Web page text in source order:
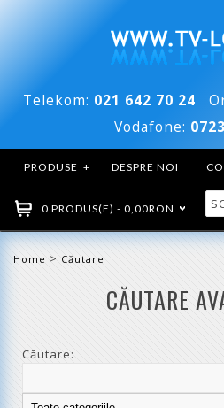
Telekom: 021 642 70 24
Vodafone:
PRODUSE + DESPRE NOI
0 PRODUS(E) - 0,00RON
Home > Căutare
CĂUTARE
Căutare: